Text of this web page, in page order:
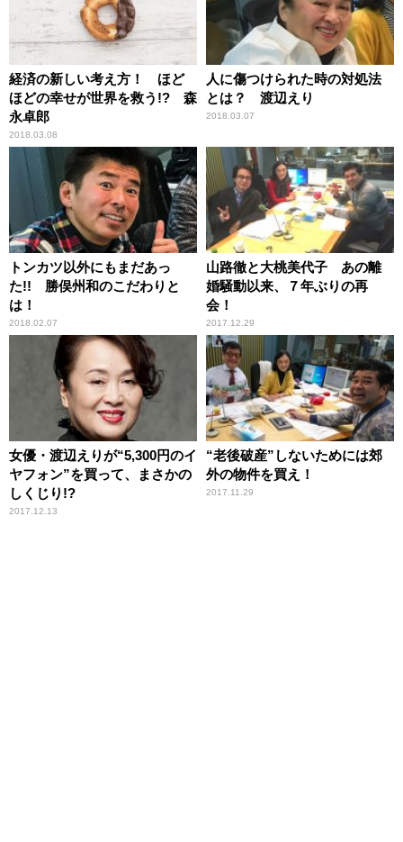
経済の新しい考え方！ ほど
ほどの幸せが世界を救う!? 森
永卓郎
2018.03.08
人に傷つけられた時の対処法
とは？ 渡辺えり
2018.03.07
トンカツ以外にもまだあっ
た!! 勝俣州和のこだわりと
は！
2018.02.07
山路徹と大桃美代子 あの離
婚騒動以来、７年ぶりの再
会！
2017.12.29
女優・渡辺えりが“5,300円のイ
ヤフォン”を買って、まさかの
しくじり!?
2017.12.13
“老後破産”しないためには郊
外の物件を買え！
2017.11.29